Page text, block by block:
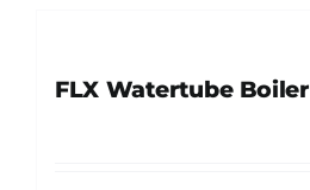
FLX Watertube Boiler